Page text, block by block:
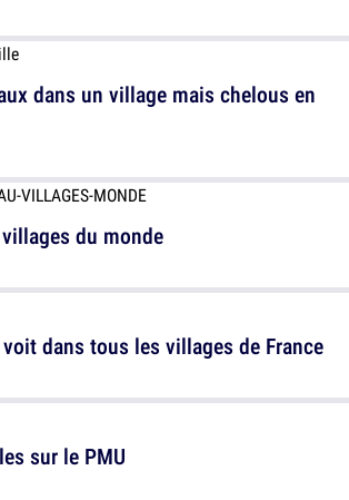
dans un village mais chelous en
dans tous les villages de France
du monde
sur le PMU